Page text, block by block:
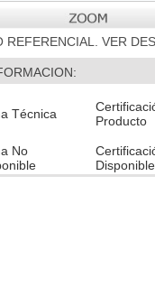
REFERENCIAL. VER
Técnica
Producto
No
Disponible